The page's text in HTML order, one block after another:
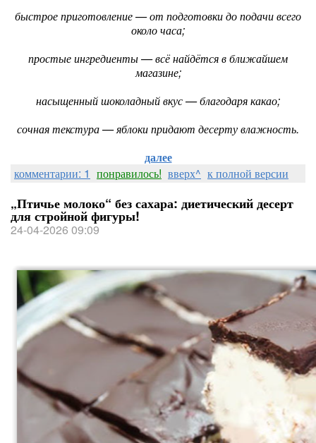
быстрое приготовление — от подготовки до подачи всего
около часа;
простые ингредиенты — всё найдётся в ближайшем
магазине;
насыщенный шоколадный вкус — благодаря какао;
сочная текстура — яблоки придают десерту влажность.
далее
комментарии: 1 понравилось! вверх^ к полной версии
„Птичье молоко“ без сахара: диетический десерт
для стройной фигуры!
24-04-2026 09:09